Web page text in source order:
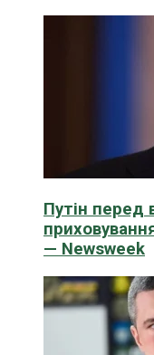
Путін перед
— Newsweek